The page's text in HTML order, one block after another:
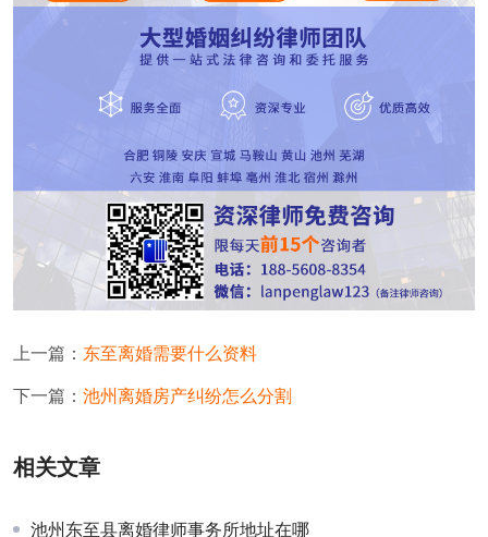
上一篇： 东至离婚需要什么资料
下一篇： 池州离婚房产纠纷怎么分割
相关文章
池州东至县离婚律师事务所地址在哪